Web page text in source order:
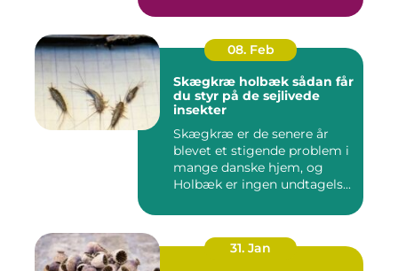
08. Feb
Skægkræ holbæk sådan får
du styr på de sejlivede
insekter
Skægkræ er de senere år
blevet et stigende problem i
mange danske hjem, og
Holbæk er ingen undtagels...
31. Jan